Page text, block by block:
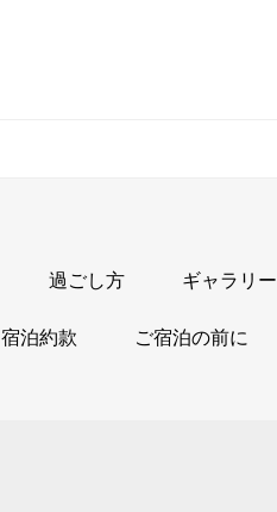
過ごし方 ギャラリー
宿泊約款 ご宿泊の前に